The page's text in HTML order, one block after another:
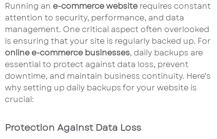
Running an e-commerce website requires constant
attention to security, performance, and data
management. One critical aspect often overlooked
is ensuring that your site is regularly backed up. For
online e-commerce businesses, daily backups are
essential to protect against data loss, prevent
downtime, and maintain business continuity. Here’s
why setting up daily backups for your website is
crucial:
Protection Against Data Loss